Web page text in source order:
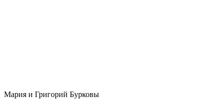
Мария и Григорий Бурковы